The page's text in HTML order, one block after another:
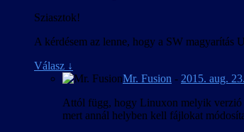
Sziasztok!
A kérdésem az lenne, hogy a SW magyarítás
Válasz ↓
Mr. Fusion - 2015. aug.
Attól függ, hogy Linuxon melyik verzió
mert annál helyben kell fájlokat